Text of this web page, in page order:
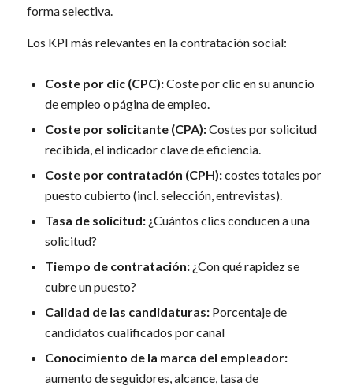
forma selectiva.
Los KPI más relevantes en la contratación social:
Coste por clic (CPC):Coste por clic en su anuncio
de empleo o página de empleo.
Coste por solicitante (CPA):Costes por solicitud
recibida, el indicador clave de eficiencia.
Coste por contratación (CPH):costes totales por
puesto cubierto (incl. selección, entrevistas).
Tasa de solicitud:¿Cuántos clics conducen a una
solicitud?
Tiempo de contratación:¿Con qué rapidez se
cubre un puesto?
Calidad de las candidaturas:Porcentaje de
candidatos cualificados por canal
Conocimiento de la marca del empleador:
aumento de seguidores, alcance, tasa de